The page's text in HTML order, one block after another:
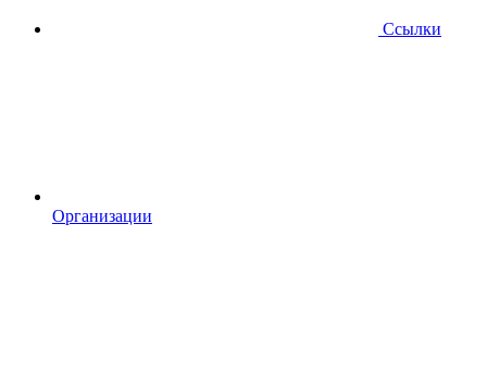
Ссылки
Организации